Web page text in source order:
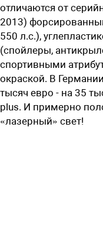
отличаются от
2013)
550 л.с.),
(спойлеры,
спортивными
окраской. В
тысяч евро - на 35
plus. И примерно
«лазерный» свет!